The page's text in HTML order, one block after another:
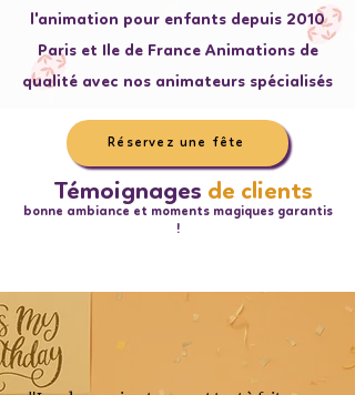
l'animation pour enfants depuis 2010
Paris et Ile de France Animations de
qualité avec nos animateurs spécialisés
Réservez une fête
bonne ambiance et moments magiques garantis
!
Témoignages de clients